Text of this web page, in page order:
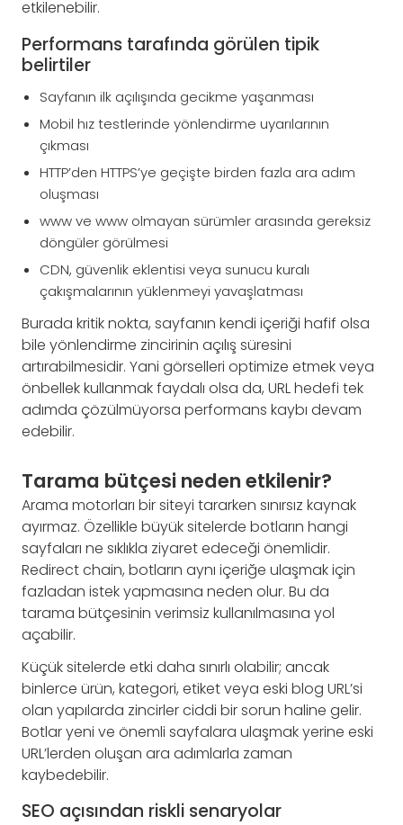
etkilenebilir.
Performans tarafında görülen tipik
belirtiler
Sayfanın ilk açılışında gecikme yaşanması
Mobil hız testlerinde yönlendirme uyarılarının
çıkması
HTTP’den HTTPS’ye geçişte birden fazla ara adım
oluşması
www ve www olmayan sürümler arasında gereksiz
döngüler görülmesi
CDN, güvenlik eklentisi veya sunucu kuralı
çakışmalarının yüklenmeyi yavaşlatması
Burada kritik nokta, sayfanın kendi içeriği hafif olsa
bile yönlendirme zincirinin açılış süresini
artırabilmesidir. Yani görselleri optimize etmek veya
önbellek kullanmak faydalı olsa da, URL hedefi tek
adımda çözülmüyorsa performans kaybı devam
edebilir.
Tarama bütçesi neden etkilenir?
Arama motorları bir siteyi tararken sınırsız kaynak
ayırmaz. Özellikle büyük sitelerde botların hangi
sayfaları ne sıklıkla ziyaret edeceği önemlidir.
Redirect chain, botların aynı içeriğe ulaşmak için
fazladan istek yapmasına neden olur. Bu da
tarama bütçesinin verimsiz kullanılmasına yol
açabilir.
Küçük sitelerde etki daha sınırlı olabilir; ancak
binlerce ürün, kategori, etiket veya eski blog URL’si
olan yapılarda zincirler ciddi bir sorun haline gelir.
Botlar yeni ve önemli sayfalara ulaşmak yerine eski
URL’lerden oluşan ara adımlarla zaman
kaybedebilir.
SEO açısından riskli senaryolar